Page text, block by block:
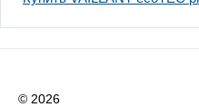
© 2026